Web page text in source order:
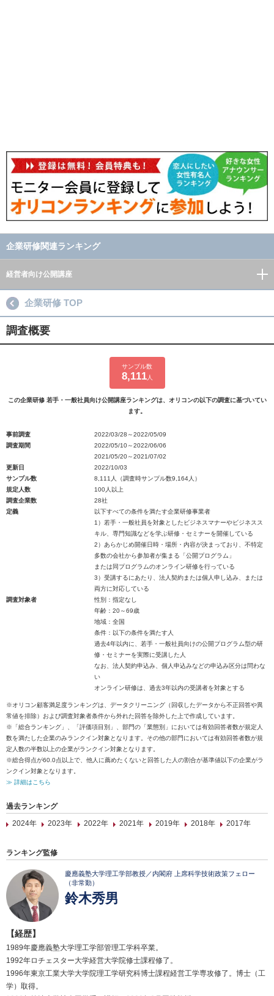
企業研修関連ランキング
経営者向け公開講座
企業研修 TOP
調査概要
サンプル数
8,111人
この企業研修 若手・一般社員向け公開講座ランキングは、オリコンの以下の調査に基づいてい
ます。
事前調査
2022/03/28～2022/05/09
調査期間
2022/05/10～2022/06/06
2021/05/20～2021/07/02
更新日
2022/10/03
サンプル数
8,111人（調査時サンプル数9,164人）
規定人数
100人以上
調査企業数
28社
定義
以下すべての条件を満たす企業研修事業者
1）若手・一般社員を対象としたビジネスマナーやビジネスス
キル、専門知識などを学ぶ研修・セミナーを開催している
2）あらかじめ開催日時・場所・内容が決まっており、不特定
多数の会社から参加者が集まる「公開プログラム」
または同プログラムのオンライン研修を行っている
3）受講するにあたり、法人契約または個人申し込み、または
両方に対応している
調査対象者
性別：指定なし
年齢：20～69歳
地域：全国
条件：以下の条件を満たす人
過去4年以内に、若手・一般社員向けの公開プログラム型の研
修・セミナーを実際に受講した人
なお、法人契約申込み、個人申込みなどの申込み区分は問わな
い
オンライン研修は、過去3年以内の受講者を対象とする
※オリコン顧客満足度ランキングは、データクリーニング（回収したデータから不正回答や異
常値を排除）および調査対象者条件から外れた回答を除外した上で作成しています。
※「総合ランキング」、「評価項目別」、部門の「業態別」においては有効回答者数が規定人
数を満たした企業のみランクイン対象となります。その他の部門においては有効回答者数が規
定人数の半数以上の企業がランクイン対象となります。
※総合得点が60.0点以上で、他人に薦めたくないと回答した人の割合が基準値以下の企業がラ
ンクイン対象となります。
≫ 詳細はこちら
過去ランキング
2024年
2023年 2022年 2021年 2019年 2018年 2017年
ランキング監修
慶應義塾大学理工学部教授／内閣府 上席科学技術政策フェロー
（非常勤）
鈴木秀男
【経歴】
1989年慶應義塾大学理工学部管理工学科卒業。
1992年ロチェスター大学経営大学院修士課程修了。
1996年東京工業大学大学院理工学研究科博士課程経営工学専攻修了。博士（工
学）取得。